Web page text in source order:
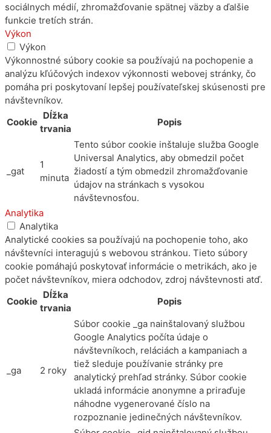
sociálnych médií, zhromažďovanie spätnej väzby a ďalšie
funkcie tretích strán.
Výkon
Výkon
Výkonnostné súbory cookie sa používajú na pochopenie a
analýzu kľúčových indexov výkonnosti webovej stránky, čo
pomáha pri poskytovaní lepšej používateľskej skúsenosti pre
návštevníkov.
Cookie
Dĺžka
trvania
Popis
_gat
1
minuta
Tento súbor cookie inštaluje služba Google
Universal Analytics, aby obmedzil počet
žiadostí a tým obmedzil zhromažďovanie
údajov na stránkach s vysokou
návštevnosťou.
Analytika
Analytika
Analytické cookies sa používajú na pochopenie toho, ako
návštevníci interagujú s webovou stránkou. Tieto súbory
cookie pomáhajú poskytovať informácie o metrikách, ako je
počet návštevníkov, miera odchodov, zdroj návštevnosti atď.
Cookie
Dĺžka
trvania
Popis
_ga 2 roky
Súbor cookie _ga nainštalovaný službou
Google Analytics počíta údaje o
návštevníkoch, reláciách a kampaniach a
tiež sleduje používanie stránky pre
analytický prehľad stránky. Súbor cookie
ukladá informácie anonymne a priraďuje
náhodne vygenerované číslo na
rozpoznanie jedinečných návštevníkov.